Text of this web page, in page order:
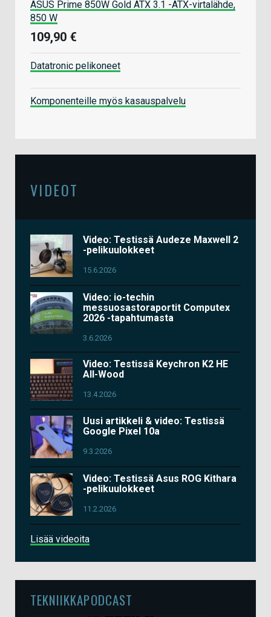
ASUS Prime 850W Gold ATX 3.1 -ATX-virtalähde,
850 W
109,90 €
Datatronic pelikoneet
Komponenteille myös kasauspalvelu
VIDEOT
Video: Testissä Audeze Maxwell 2
-pelikuulokkeet
15.6.2026
Video: io-techin
messuosastoraportit Computex
2026 -tapahtumasta
3.6.2026
Video: Testissä Keychron K2 HE
All-Wood
13.4.2026
Uusi artikkeli & video: Testissä
Google Pixel 10a
9.3.2026
Video: Testissä Asus ROG Kithara
-pelikuulokkeet
11.2.2026
Lisää videoita
TEKNIIKKAPODCAST